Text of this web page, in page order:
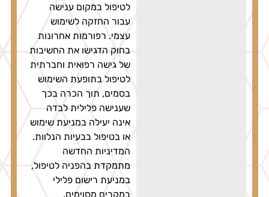
לטיפול במקום ענישה
עבור החזקה לשימוש
עצמי. רפורמות אחרונות
בחוק הדגישו את החשיבות
של גישה רפואית וחברתית
לטיפול בתופעת השימוש
בסמים, תוך הכרה בכך
שענישה פלילית לבדה
אינה יעילה במניעת שימוש
או בטיפול בבעיות הנלוות.
המדיניות החדשה
מתמקדת בהפניה לטיפול,
במניעת רישום פלילי
במקרים מסוימים,